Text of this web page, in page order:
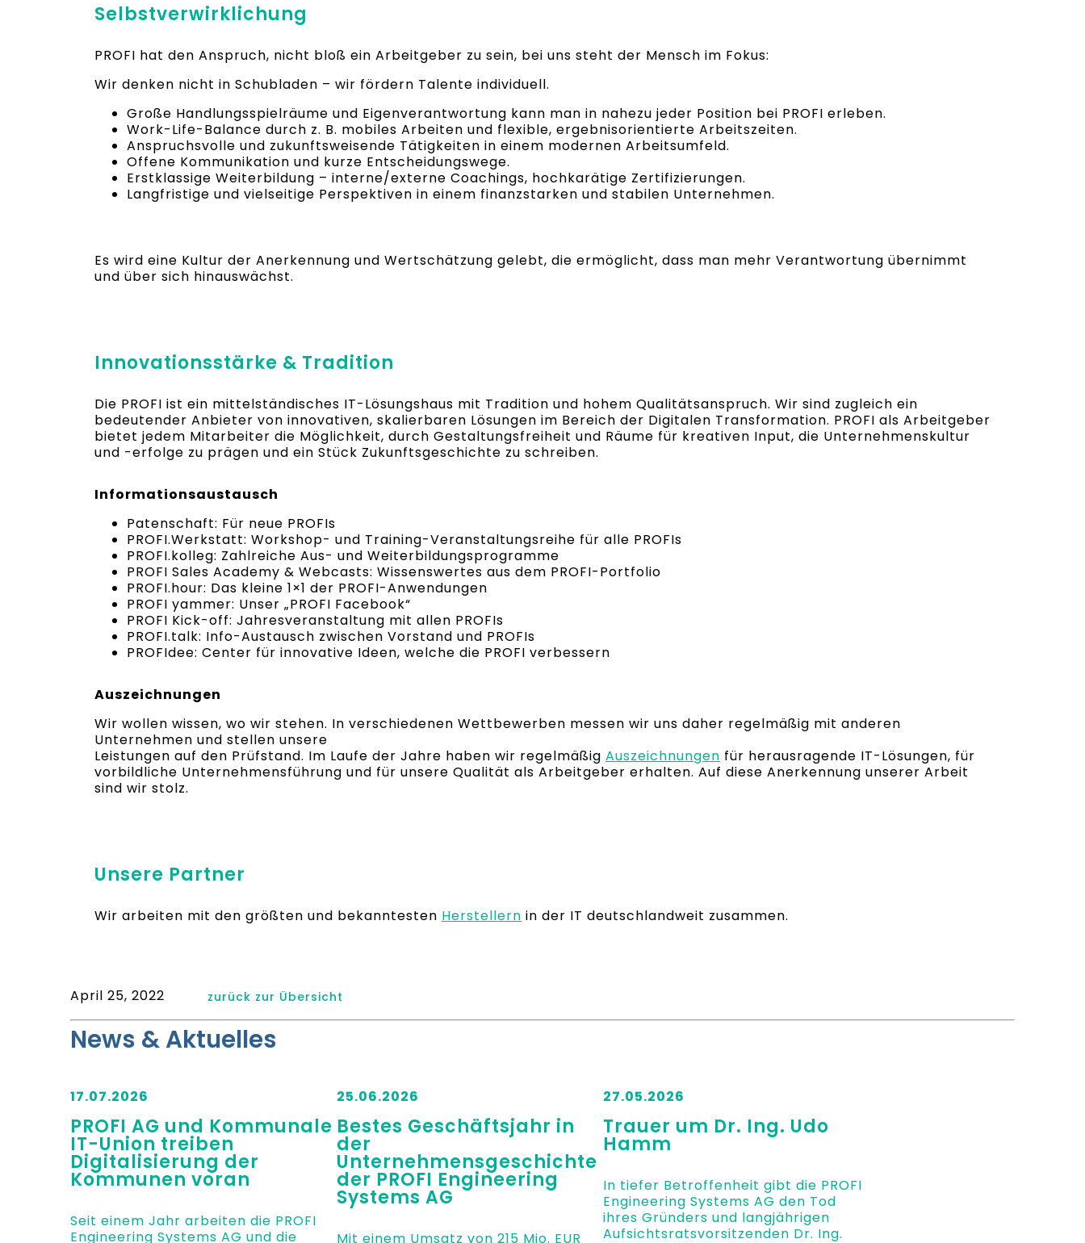
Selbstverwirklichung
PROFI hat den Anspruch, nicht bloß ein Arbeitgeber zu sein, bei uns steht der Mensch im Fokus:
Wir denken nicht in Schubladen – wir fördern Talente individuell.
Große Handlungsspielräume und Eigenverantwortung kann man in nahezu jeder Position bei PROFI erleben.
Work-Life-Balance durch z. B. mobiles Arbeiten und flexible, ergebnisorientierte Arbeitszeiten.
Anspruchsvolle und zukunftsweisende Tätigkeiten in einem modernen Arbeitsumfeld.
Offene Kommunikation und kurze Entscheidungswege.
Erstklassige Weiterbildung – interne/externe Coachings, hochkarätige Zertifizierungen.
Langfristige und vielseitige Perspektiven in einem finanzstarken und stabilen Unternehmen.
Es wird eine Kultur der Anerkennung und Wertschätzung gelebt, die ermöglicht, dass man mehr Verantwortung übernimmt
und über sich hinauswächst.
Innovationsstärke & Tradition
Die PROFI ist ein mittelständisches IT-Lösungshaus mit Tradition und hohem Qualitätsanspruch. Wir sind zugleich ein
bedeutender Anbieter von innovativen, skalierbaren Lösungen im Bereich der Digitalen Transformation. PROFI als Arbeitgeber
bietet jedem Mitarbeiter die Möglichkeit, durch Gestaltungsfreiheit und Räume für kreativen Input, die Unternehmenskultur
und -erfolge zu prägen und ein Stück Zukunftsgeschichte zu schreiben.
Informationsaustausch
Patenschaft: Für neue PROFIs
PROFI.Werkstatt: Workshop- und Training-Veranstaltungsreihe für alle PROFIs
PROFI.kolleg: Zahlreiche Aus- und Weiterbildungsprogramme
PROFI Sales Academy & Webcasts: Wissenswertes aus dem PROFI-Portfolio
PROFI.hour: Das kleine 1×1 der PROFI-Anwendungen
PROFI yammer: Unser „PROFI Facebook“
PROFI Kick-off: Jahresveranstaltung mit allen PROFIs
PROFI.talk: Info-Austausch zwischen Vorstand und PROFIs
PROFIdee: Center für innovative Ideen, welche die PROFI verbessern
Auszeichnungen
Wir wollen wissen, wo wir stehen. In verschiedenen Wettbewerben messen wir uns daher regelmäßig mit anderen
Unternehmen und stellen unsere
Leistungen auf den Prüfstand. Im Laufe der Jahre haben wir regelmäßig Auszeichnungen für herausragende IT-Lösungen, für
vorbildliche Unternehmensführung und für unsere Qualität als Arbeitgeber erhalten. Auf diese Anerkennung unserer Arbeit
sind wir stolz.
Unsere Partner
Wir arbeiten mit den größten und bekanntesten Herstellern in der IT deutschlandweit zusammen.
April 25, 2022 zurück zur Übersicht
News & Aktuelles
17.07.2026
PROFI AG und Kommunale
IT-Union treiben
Digitalisierung der
Kommunen voran
Seit einem Jahr arbeiten die PROFI
Engineering Systems AG und die
25.06.2026
Bestes Geschäftsjahr in
der
Unternehmensgeschichte
der PROFI Engineering
Systems AG
Mit einem Umsatz von 215 Mio. EUR
27.05.2026
Trauer um Dr. Ing. Udo
Hamm
In tiefer Betroffenheit gibt die PROFI
Engineering Systems AG den Tod
ihres Gründers und langjährigen
Aufsichtsratsvorsitzenden Dr. Ing.